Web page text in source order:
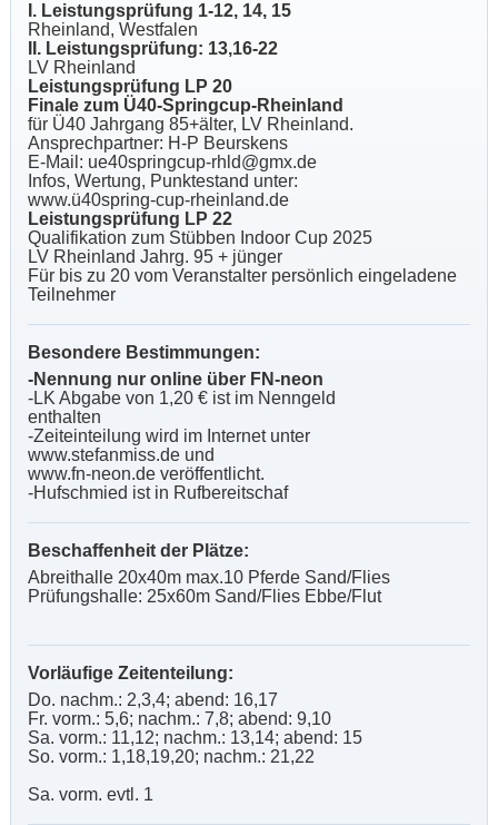
I. Leistungsprüfung 1-12, 14, 15
Rheinland, Westfalen
II. Leistungsprüfung: 13,16-22
LV Rheinland
Leistungsprüfung LP 20
Finale zum Ü40-Springcup-Rheinland
für Ü40 Jahrgang 85+älter, LV Rheinland.
Ansprechpartner: H-P Beurskens
E-Mail: ue40springcup-rhld@gmx.de
Infos, Wertung, Punktestand unter:
www.ü40spring-cup-rheinland.de
Leistungsprüfung LP 22
Qualifikation zum Stübben Indoor Cup 2025
LV Rheinland Jahrg. 95 + jünger
Für bis zu 20 vom Veranstalter persönlich eingeladene
Teilnehmer
Besondere Bestimmungen:
-Nennung nur online über FN-neon
-LK Abgabe von 1,20 € ist im Nenngeld
enthalten
-Zeiteinteilung wird im Internet unter
www.stefanmiss.de und
www.fn-neon.de veröffentlicht.
-Hufschmied ist in Rufbereitschaf
Beschaffenheit der Plätze:
Abreithalle 20x40m max.10 Pferde Sand/Flies
Prüfungshalle: 25x60m Sand/Flies Ebbe/Flut
Vorläufige Zeitenteilung:
Do. nachm.: 2,3,4; abend: 16,17
Fr. vorm.: 5,6; nachm.: 7,8; abend: 9,10
Sa. vorm.: 11,12; nachm.: 13,14; abend: 15
So. vorm.: 1,18,19,20; nachm.: 21,22
Sa. vorm. evtl. 1